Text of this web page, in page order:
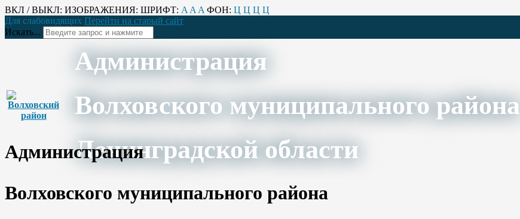
ВКЛ / ВЫКЛ: ИЗОБРАЖЕНИЯ: ШРИФТ: A A A ФОН: Ц Ц Ц Ц
Для слабовидящих Перейти на старый сайт
Искать...
Администрация
Волховского муниципального района
Ленинградской области
Администрация
Волховского муниципального района